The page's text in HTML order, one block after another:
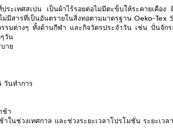
ระเทศสเปน เป็นผ้าไร้รอยต่อไม่มีตะข็บให้ระคายเคื
ม่มีสารที่เป็นอันตรายในสิ่งทอตามมาตรฐาน Oeko-
รมต่างๆ ทั้งด้านกีฬา และกิจวัตรประจำวัน เช่น ปั่น
วัน
าย
วันทำการ
ช้า
าในช่วงเทศกาล และช่วงระยะเวลาโปรโมชั่น ระยะเ